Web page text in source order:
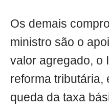
Os demais
ministro são o
valor agregado, o
reforma tributária,
queda da taxa